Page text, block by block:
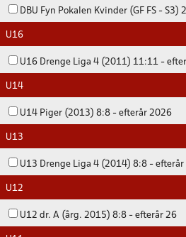
DBU Fyn Pokalen Kvinder (GF FS - S3)
U16
U16 Drenge Liga 4 (2011) 11:11 -
U14
U14 Piger (2013) 8:8 - efterår 2026
U13
U13 Drenge Liga 4 (2014) 8:8 -
U12
U12 dr. A (årg. 2015) 8:8 - efterår 26